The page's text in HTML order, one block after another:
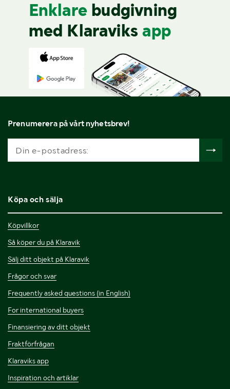
Enklare budgivning
med Klaraviks app
Prenumerera på vårt nyhetsbrev!
Köpa och sälja
Köpvillkor
Så köper du på Klaravik
Sälj ditt objekt på Klaravik
Frågor och svar
Frequently asked questions (in English)
For international buyers
Finansiering av ditt objekt
Fraktförfrågan
Klaraviks app
Inspiration och artiklar